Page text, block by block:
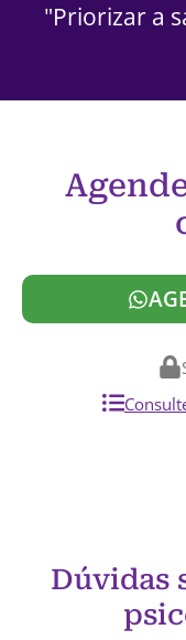
"Priorizar a
Dúvidas